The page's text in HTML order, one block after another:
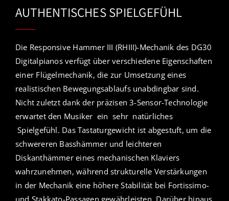
AUTHENTISCHES SPIELGEFÜHL
Die Responsive Hammer III (RHIII)-Mechanik des DG30
Digitalpianos verfügt über verschiedene Eigenschaften
einer Flügelmechanik, die zur Umsetzung eines
realistischen Bewegungsablaufs unabdingbar sind.
Nicht zuletzt dank der präzisen 3-Sensor-Technologie
erwartet den Musiker ein sehr natürliches
Spielgefühl. Das Tastaturgewicht ist abgestuft, um die
schwereren Basshämmer und leichteren
Diskanthämmer eines mechanischen Klaviers
wahrzunehmen, während strukturelle Verstärkungen
in der Mechanik eine höhere Stabilität bei Fortissimo-
und Stakkato-Passagen gewährleisten. Darüber hinaus